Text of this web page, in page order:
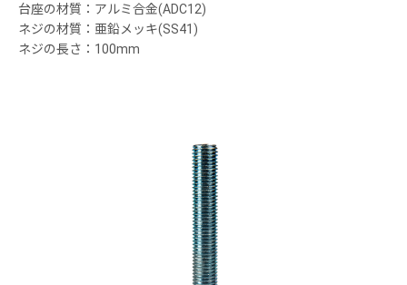
台座の材質：アルミ合金(ADC12)
ネジの材質：亜鉛メッキ(SS41)
ネジの長さ：100mm